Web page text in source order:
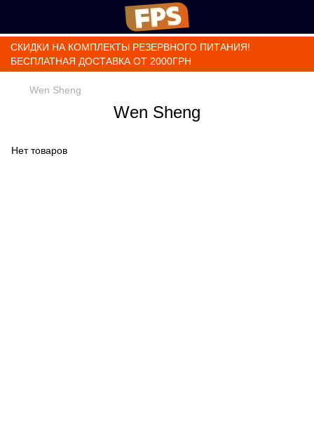
СКИДКИ НА КОМПЛЕКТЫ РЕЗЕРВНОГО ПИТАНИЯ!
БЕСПЛАТНАЯ ДОСТАВКА ОТ 2000ГРН
Wen Sheng
Wen Sheng
Нет товаров